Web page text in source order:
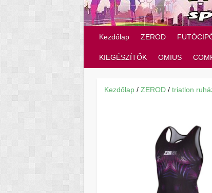
Kezdőlap ZEROD
KIEGÉSZÍTŐK OMIUS
Kezdőlap/ ZEROD/ triatlon